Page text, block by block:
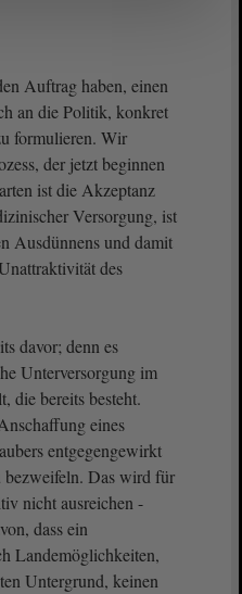
Auftrag haben, einen
an die Politik, konkret
formulieren. Wir
der jetzt beginnen
ist die Akzeptanz
Versorgung, ist
Ausdünnens und damit
des
davor; denn es
Unterversorgung im
die bereits besteht.
eines
entgegengewirkt
Das wird für
nicht ausreichen -
dass ein
Landemöglichkeiten,
Untergrund, keinen